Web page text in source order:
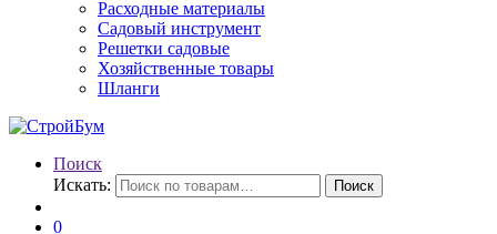
Расходные материалы
Садовый инструмент
Решетки садовые
Хозяйственные товары
Шланги
Поиск
Искать:
Поиск
0